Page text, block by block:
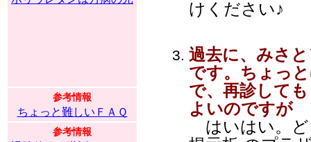
参考情報
ちょっと難しいＦＡＱ
参考情報
けください♪
過去に、みさ
です。ちょっ
で、再診して
よいのですが
はいはい。ど